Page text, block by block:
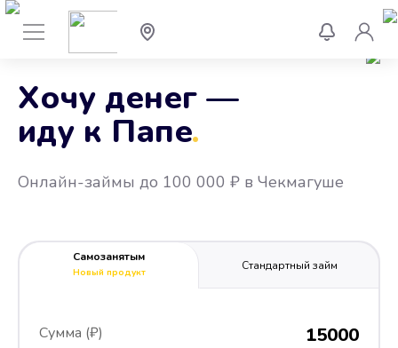
Хочу денег —
иду к Папе
.
Онлайн-займы до 100 000 ₽ в Чекмагуше
Самозанятым
Новый продукт
Стандартный займ
Сумма (₽) 15000